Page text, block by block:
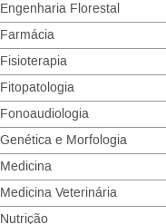
Engenharia Florestal
Farmácia
Fisioterapia
Fitopatologia
Fonoaudiologia
Genética e Morfologia
Medicina
Medicina Veterinária
Nutrição